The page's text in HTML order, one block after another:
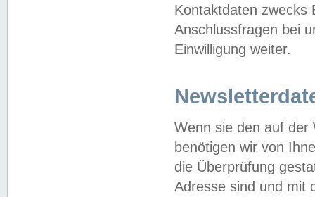
Kontaktdaten zwecks
Anschlussfragen bei
Einwilligung weiter.
Wenn sie den auf der
benötigen wir von
die Überprüfung
Adresse sind und mit